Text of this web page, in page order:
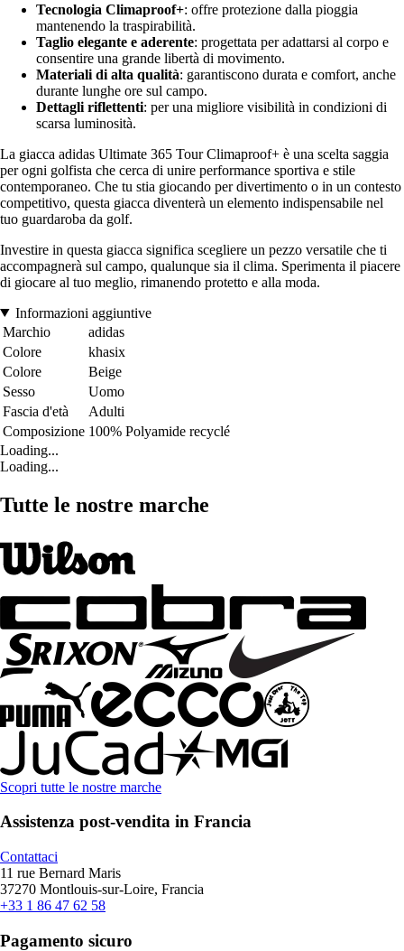
Tecnologia Climaproof+: offre protezione dalla pioggia
mantenendo la traspirabilità.
Taglio elegante e aderente: progettata per adattarsi al corpo e
consentire una grande libertà di movimento.
Materiali di alta qualità: garantiscono durata e comfort, anche
durante lunghe ore sul campo.
Dettagli riflettenti: per una migliore visibilità in condizioni di
scarsa luminosità.
La giacca adidas Ultimate 365 Tour Climaproof+ è una scelta saggia
per ogni golfista che cerca di unire performance sportiva e stile
contemporaneo. Che tu stia giocando per divertimento o in un contesto
competitivo, questa giacca diventerà un elemento indispensabile nel
tuo guardaroba da golf.
Investire in questa giacca significa scegliere un pezzo versatile che ti
accompagnerà sul campo, qualunque sia il clima. Sperimenta il piacere
di giocare al tuo meglio, rimanendo protetto e alla moda.
Informazioni aggiuntive
Marchio
adidas
Colore
khasix
Colore
Beige
Sesso
Uomo
Fascia d'età
Adulti
Composizione 100% Polyamide recyclé
Loading...
Loading...
Tutte le nostre marche
Scopri tutte le nostre marche
Assistenza post-vendita in Francia
Contattaci
11 rue Bernard Maris
37270 Montlouis-sur-Loire, Francia
+33 1 86 47 62 58
Pagamento sicuro